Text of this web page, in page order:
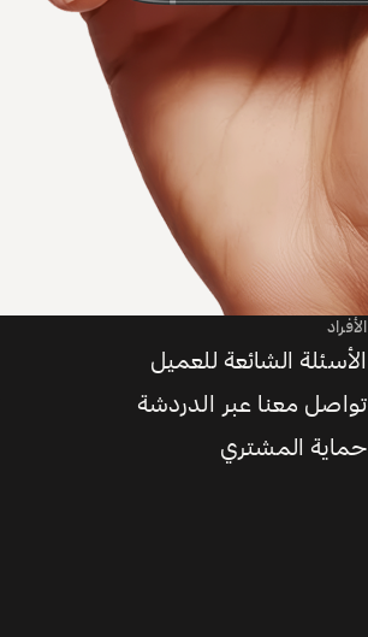
الأفراد
الأسئلة الشائعة للعميل
تواصل معنا عبر الدردشة
حماية المشتري